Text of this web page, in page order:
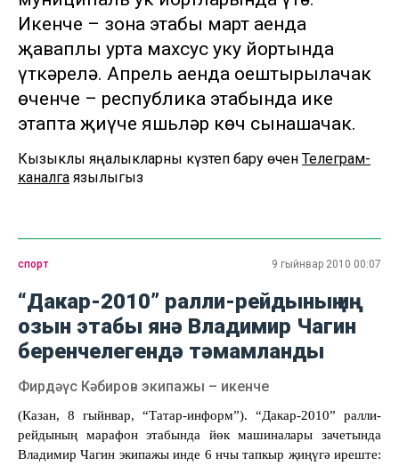
Икенче – зона этабы март аенда
җаваплы урта махсус уку йортында
үткәрелә. Апрель аенда оештырылачак
өченче – республика этабында ике
этапта җиңүче яшьләр көч сынашачак.
Кызыклы яңалыкларны күзәтеп бару өчен Телеграм-
каналга язылыгыз
спорт 9 гыйнвар 2010 00:07
“Дакар-2010” ралли-рейдының иң
озын этабы янә Владимир Чагин
беренчелегендә тәмамланды
Фирдәүс Кәбиров экипажы – икенче
(Казан, 8 гыйнвар, “Татар-информ”). “Дакар-2010” ралли-
рейдының марафон этабында йөк машиналары зачетында
Владимир Чагин экипажы инде 6 нчы тапкыр җиңүгә иреште: